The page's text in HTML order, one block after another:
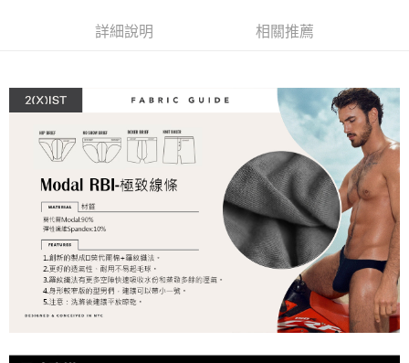
結帳頁面，進行簡訊認證並確認金額後，即可完成結帳。
２．訂單成立數日內，您將收到繳費通知簡訊。
※ 請注意：結帳手續完成當下不需立刻繳費，但若您需要取消訂單，請聯絡
購買商品的店家。未經商家同意取消之訂單仍視為有效，需透過AFTEE先享
※ 交易是否成功請以「AFTEE先享後付 」之結帳頁面顯示為準，若有關於
是否繳費成功／繳費後需取消欲退款等相關疑問，請聯繫「AFTEE先享後付
https://netprotections.freshdesk.com/support/home
【注意事項】
１．透過由恩沛科技股份有限公司提供之「AFTEE先享後付」服務完成之交
易，需依本服務之必要範圍內提供個人資料，並將交易相關給付款項請求債
權轉讓予恩沛科技股份有限公司。
２．關於個人資料處理事宜，請瀏覽以下網址：
https://aftee.tw/terms/#terms3
３．未成年的使用者請事先徵得法定代理人或監護人之同意方可使用
「AFTEE先享後付」，若未經同意申辦者引起之損失，本公司不負相關責
４．使用「AFTEE先享後付」時，將依據個別帳號之用戶狀況，依本公司即
付款後全家取貨
每筆NT$80，滿NT$1,200(含以上)免運費
付款後7-11取貨
每筆NT$80，滿NT$1,200(含以上)免運費
每筆NT$85，滿NT$1,200(含以上)免運費
澎湖、金門、馬祖、小琉球、綠島、蘭嶼(郵局配送)
每筆NT$125
郵局快捷(隔天到貨，需先line@客服通知小編)
詳細說明 相關推薦